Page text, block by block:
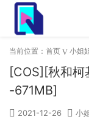
当前位置： 首页 小姐
[COS][秋和
-671MB]
2021-12-26 小